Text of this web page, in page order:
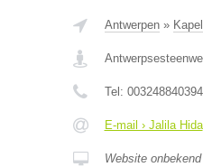
Antwerpen»
Tel:
E-mail › Jalila Hida
Website onbekend